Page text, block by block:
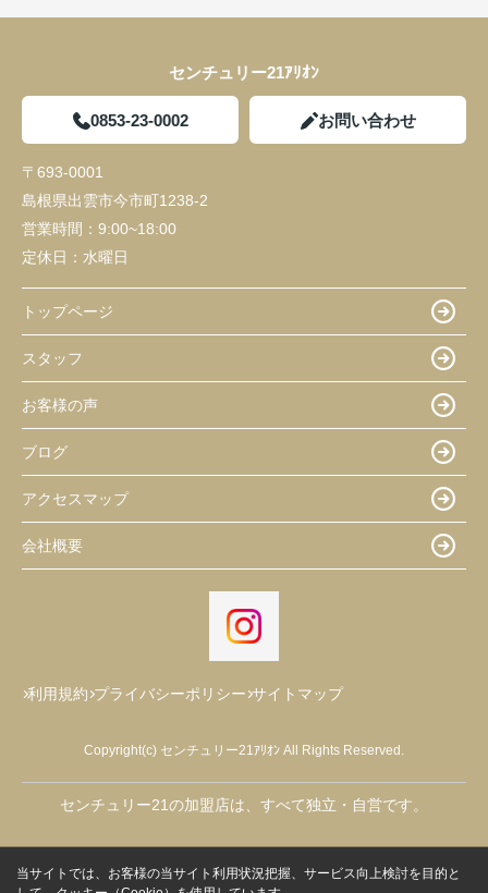
センチュリー21ｱﾘｵﾝ
0853-23-0002 お問い合わせ
〒693-0001
島根県出雲市今市町1238-2
営業時間： 9:00~18:00
定休日： 水曜日
トップページ
スタッフ
お客様の声
ブログ
アクセスマップ
会社概要
利用規約 プライバシーポリシー サイトマップ
Copyright(c) センチュリー21ｱﾘｵﾝ All Rights Reserved.
センチュリー21の加盟店は、すべて独立・自営です。
当サイトでは、お客様の当サイト利用状況把握、サービス向上検討を目的と